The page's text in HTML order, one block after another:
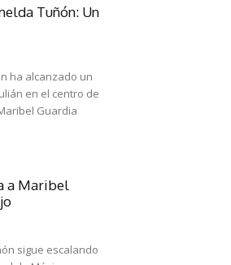
Tuñón: Un
ha alcanzado un
en el centro de
Guardia
a Maribel
sigue escalando